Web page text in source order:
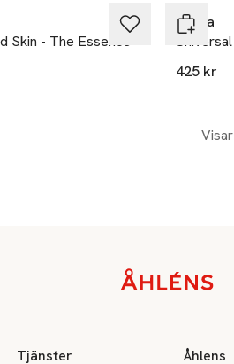
Skin - The Essence
Prada
425 kr
Tjänster Åhlens